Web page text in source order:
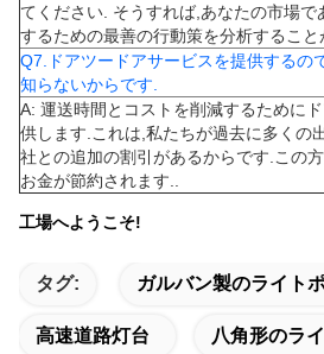
てください. そうすれば,あなたの市場で
するための最善の行動策を分析すること
Q7.ドアツードアサービスを提供するの
知らないからです.
A: 運送時間とコストを削減するために
供します.これは,私たちが過去に多くの
社との追加の割引があるからです.この
お金が節約されます..
工場へようこそ!
タグ: ガルバン製のライト
高速道路灯台 八角形のラ